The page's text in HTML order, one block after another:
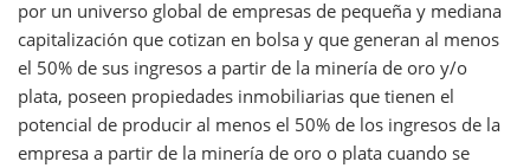
por un universo global de empresas de pequeña y mediana
capitalización que cotizan en bolsa y que generan al menos
el 50% de sus ingresos a partir de la minería de oro y/o
plata, poseen propiedades inmobiliarias que tienen el
potencial de producir al menos el 50% de los ingresos de la
empresa a partir de la minería de oro o plata cuando se